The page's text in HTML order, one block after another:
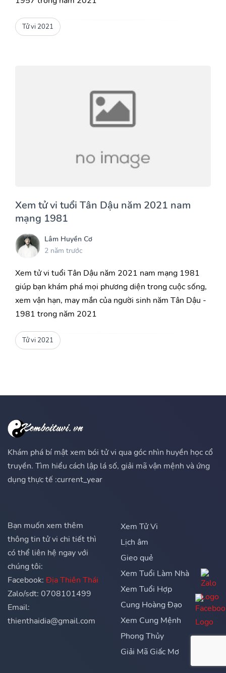
Tử vi 2021
Xem tử vi tuổi Tân Dậu năm 2021 nam
mạng 1981
Lâm Huyền Cơ
2 năm trước
Xem tử vi tuổi Tân Dậu năm 2021 nam mạng 1981
giúp bạn khám phá mọi phương diện trong cuộc sống,
xem vận hạn, may mắn của người sinh năm Tân Dậu -
1981 trong năm 2021
Tử vi 2021
Khám phá bí mật xem bói tử vi qua góc nhìn huyền học cổ
truyền. Tìm hiểu cách lập lá số, giải mã vận mệnh và ứng
dụng thực tế :current_year
Bạn muốn xem thêm
thông tin tử vi chi tiết thì
có thể liên hệ ngay với
chúng tôi:
Facebook: Địa Thiên Thái
Zalo/sdt: 0708101499
Email:
thienthaidia@gmail.com
Xem Tử Vi
Lịch âm
Gieo quẻ
Xem Tuổi Làm Nhà
Xem Tuổi Hợp
Cung Hoàng Đạo
Xem Cung Mệnh
Phong Thủy
Giải Mã Giấc Mơ